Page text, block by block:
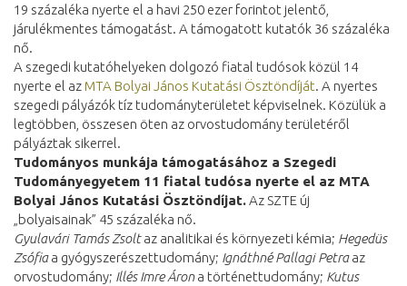
19 százaléka nyerte el a havi 250 ezer forintot jelentő,
járulékmentes támogatást. A támogatott kutatók 36 százaléka
nő.
A szegedi kutatóhelyeken dolgozó fiatal tudósok közül 14
nyerte el azMTA Bolyai János Kutatási Ösztöndíját. A nyertes
szegedi pályázók tíz tudományterületet képviselnek. Közülük a
legtöbben, összesen öten az orvostudomány területéről
pályáztak sikerrel.
Tudományos munkája támogatásához a Szegedi
Tudományegyetem 11 fiatal tudósa nyerte el az MTA
Bolyai János Kutatási Ösztöndíjat.Az SZTE új
„bolyaisainak” 45 százaléka nő.
Gyulavári Tamás Zsoltaz analitikai és környezeti kémia; Hegedüs
Zsófiaa gyógyszerészettudomány; Ignáthné Pallagi Petraaz
orvostudomány; Illés Imre Árona történettudomány; Kutus